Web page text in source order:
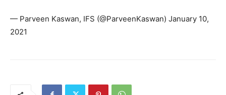
— Parveen Kaswan, IFS (@ParveenKaswan) January 10,
2021